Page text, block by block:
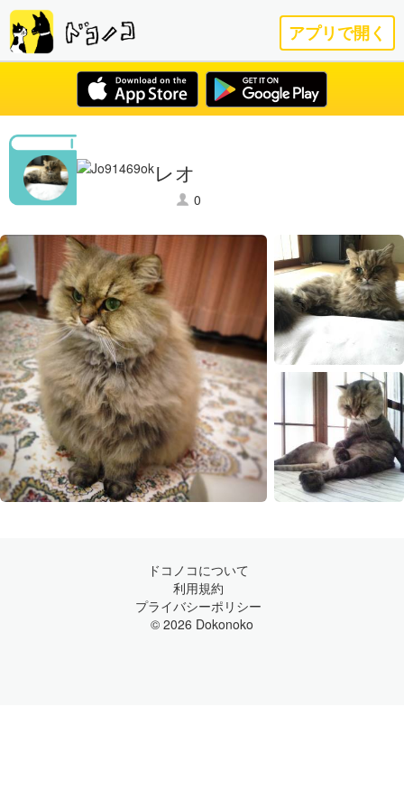
アプリで開く
レオ
0
ドコノコについて
利用規約
プライバシーポリシー
© 2026 Dokonoko